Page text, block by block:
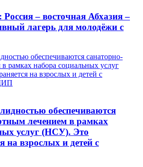
– восточная Абхазия –
лагерь для молодёжи с
обеспечиваются
лечением в рамках
услуг (НСУ). Это
на взрослых и детей с